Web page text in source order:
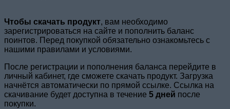
Чтобы скачать продукт, вам необходимо
зарегистрироваться на сайте и пополнить баланс
поинтов. Перед покупкой обязательно ознакомьтесь с
нашими правилами и условиями.
После регистрации и пополнения баланса перейдите в
личный кабинет, где сможете скачать продукт. Загрузка
начнётся автоматически по прямой ссылке. Ссылка на
скачивание будет доступна в течение 5 дней после
покупки.